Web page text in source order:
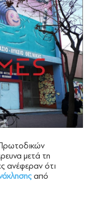
μετά τη
ανέφεραν ότι
από